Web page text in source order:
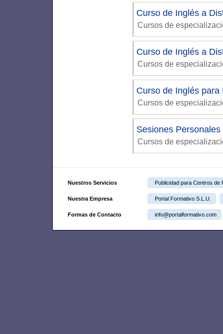
Curso de Inglés a
Cursos de
Curso de Inglés a
Cursos de
Curso de Inglés
Cursos de
Sesiones
Cursos de
Nuestros Servicios Publicidad para Centros de
Nuestra Empresa Portal Formativo S.L.U.
Formas de Contacto info@portalformativo.com